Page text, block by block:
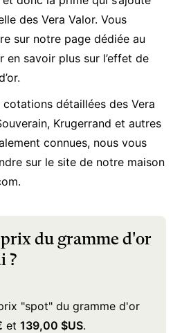
des Vera Valor. Vous
sur notre page dédiée au
en savoir plus sur l’effet de
.
détaillées des Vera
Krugerrand et autres
connues, nous vous
sur le site de notre maison
.
du gramme d'or
?
"spot" du gramme d'or
et 139,00 $US.